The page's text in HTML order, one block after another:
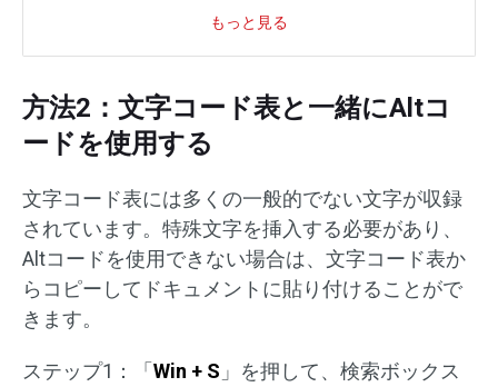
もっと見る
方法2：文字コード表と一緒にAltコ
ードを使用する
文字コード表には多くの一般的でない文字が収録
されています。特殊文字を挿入する必要があり、
Altコードを使用できない場合は、文字コード表か
らコピーしてドキュメントに貼り付けることがで
きます。
ステップ1：「Win + S 」を押して、検索ボックス